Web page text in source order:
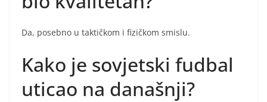
Da, posebno u taktičkom i fizičkom smislu.
Kako je sovjetski fudbal
uticao na današnji?